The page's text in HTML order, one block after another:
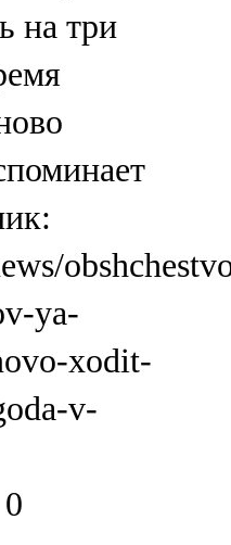
на три
ya-
xodit-
v-
0